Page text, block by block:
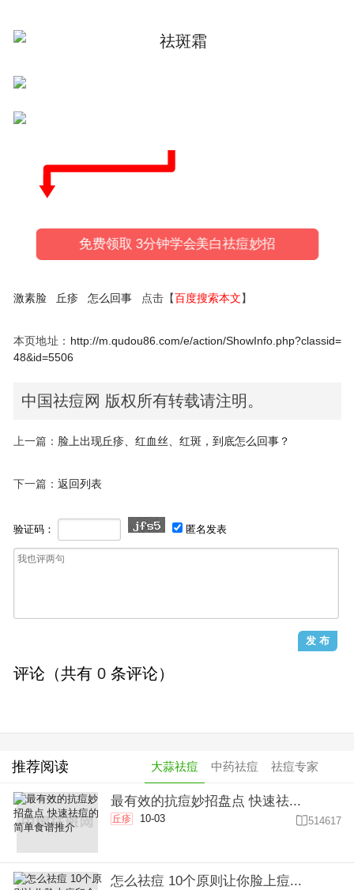
免费领取 3分钟学会美白祛痘妙招
激素脸 丘疹 怎么回事点击【百度搜索本文】
本页地址： http://m.qudou86.com/e/action/ShowInfo.php?classid=
48&id=5506
中国祛痘网 版权所有转载请注明。
上一篇： 脸上出现丘疹、红血丝、红斑，到底怎么回事？
下一篇： 返回列表
验证码： 匿名发表
评论（共有 0 条评论）
推荐阅读 大蒜祛痘 中药祛痘 祛痘专家
最有效的抗痘妙招盘点 快速祛...
丘疹 10-03 514617
怎么祛痘 10个原则让你脸上痘...